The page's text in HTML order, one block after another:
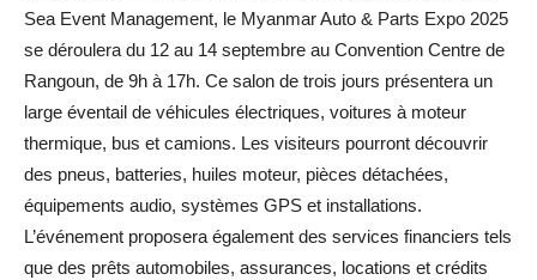
Sea Event Management, le Myanmar Auto & Parts Expo 2025
se déroulera du 12 au 14 septembre au Convention Centre de
Rangoun, de 9h à 17h. Ce salon de trois jours présentera un
large éventail de véhicules électriques, voitures à moteur
thermique, bus et camions. Les visiteurs pourront découvrir
des pneus, batteries, huiles moteur, pièces détachées,
équipements audio, systèmes GPS et installations.
L’événement proposera également des services financiers tels
que des prêts automobiles, assurances, locations et crédits